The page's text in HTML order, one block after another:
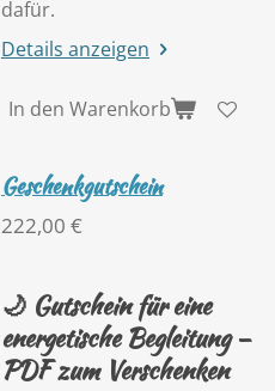
dafür.
Details anzeigen
In den Warenkorb
Geschenkgutschein
222,00 €
🌙 Gutschein für eine
energetische Begleitung –
PDF zum Verschenken